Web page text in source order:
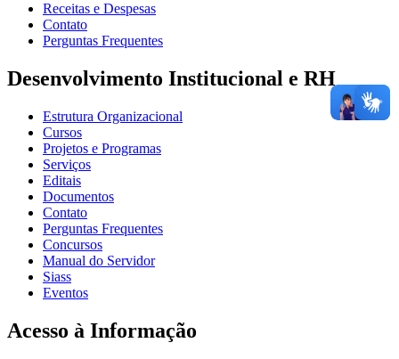
Receitas e Despesas
Contato
Perguntas Frequentes
Desenvolvimento Institucional e RH
Estrutura Organizacional
Cursos
Projetos e Programas
Serviços
Editais
Documentos
Contato
Perguntas Frequentes
Concursos
Manual do Servidor
Siass
Eventos
Acesso à Informação